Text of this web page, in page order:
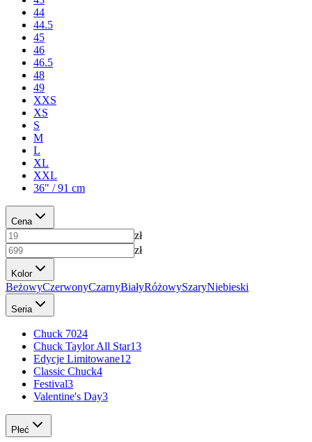
44
44.5
45
46
46.5
48
49
XXS
XS
S
M
L
XL
XXL
36" / 91 cm
Cena
zł
zł
Kolor
BeżowyCzerwonyCzarnyBiałyRóżowySzaryNiebieski
Seria
Chuck 7024
Chuck Taylor All Star13
Edycje Limitowane12
Classic Chuck4
Festival3
Valentine's Day3
Płeć